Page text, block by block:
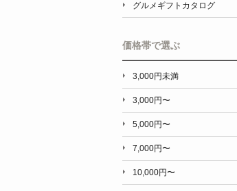
グルメギフトカタログ
価格帯で選ぶ
3,000円未満
3,000円〜
5,000円〜
7,000円〜
10,000円〜